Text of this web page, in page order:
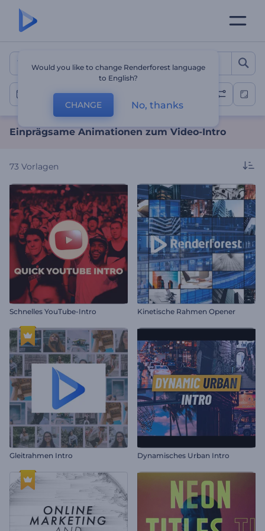
Einprägsame
Intro Animationen
Einprägsame Animationen zum Video-Intro
73 Vorlagen
Schnelles YouTube-Intro Kinetische Rahmen Opener
Gleitrahmen Intro Dynamisches Urban Intro
Would you like to change Renderforest language
to English?
CHANGE No, thanks